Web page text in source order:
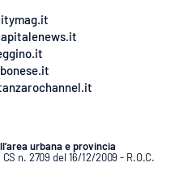
urbana e provincia
n. 2709 del 16/12/2009 - R.O.C.